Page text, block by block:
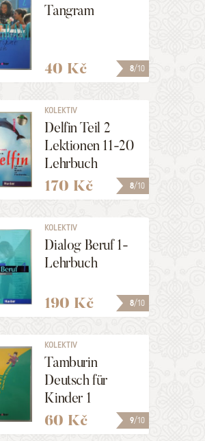
8/10
Tangram
40 Kč
8/10
KOLEKTIV
Delfin Teil 2
Lektionen 11-20
Lehrbuch
170 Kč
8/10
KOLEKTIV
Dialog Beruf 1-
Lehrbuch
190 Kč
9/10
KOLEKTIV
Tamburin
Deutsch für
Kinder 1
60 Kč